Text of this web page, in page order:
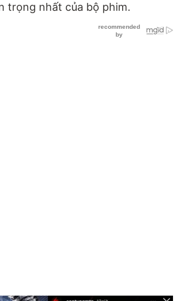
trọng nhất của bộ phim.